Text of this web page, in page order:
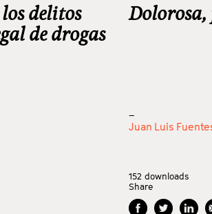
delitos
de drogas
_
Juan Luis
152 downloads
Share